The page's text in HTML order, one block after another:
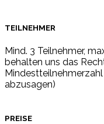
TEILNEHMER
Mind. 3 Teilnehmer,
behalten uns das
abzusagen)
PREISE